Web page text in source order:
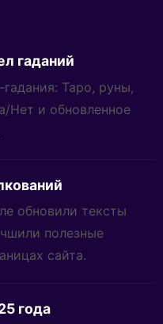
гаданий
Таро, руны,
Нет и обновленное
обновили тексты
полезные
сайта.
года